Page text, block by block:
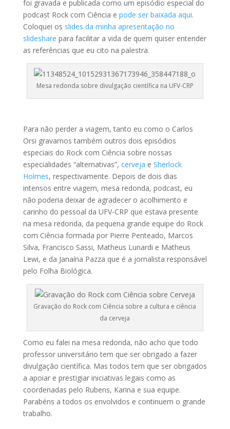
foi gravada e publicada como um episódio especial do
podcast Rock com Ciência e pode ser baixada aqui.
Coloquei os slides da minha apresentação no
slideshare para facilitar a vida de quem quiser entender
as referências que eu cito na palestra.
Mesa redonda sobre divulgação científica na UFV-CRP
Para não perder a viagem, tanto eu como o Carlos
Orsi gravamos também outros dois episódios
especiais do Rock com Ciência sobre nossas
especialidades “alternativas”, cerveja e Sherlock
Holmes, respectivamente. Depois de dois dias
intensos entre viagem, mesa redonda, podcast, eu
não poderia deixar de agradecer o acolhimento e
carinho do pessoal da UFV-CRP que estava presente
na mesa redonda, da pequena grande equipe do Rock
com Ciência formada por Pierre Penteado, Marcos
Silva, Francisco Sassi, Matheus Lunardi e Matheus
Lewi, e da Janaína Pazza que é a jornalista responsável
pelo Folha Biológica.
Gravação do Rock com Ciência sobre a cultura e ciência
da cerveja
Como eu falei na mesa redonda, não acho que todo
professor universitário tem que ser obrigado a fazer
divulgação científica. Mas todos tem que ser obrigados
a apoiar e prestigiar iniciativas legais como as
coordenadas pelo Rubens, Karina e sua equipe.
Parabéns a todos os envolvidos e continuem o grande
trabalho.